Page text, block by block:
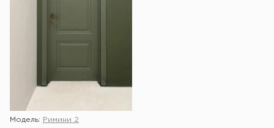
Модель: Римини 2